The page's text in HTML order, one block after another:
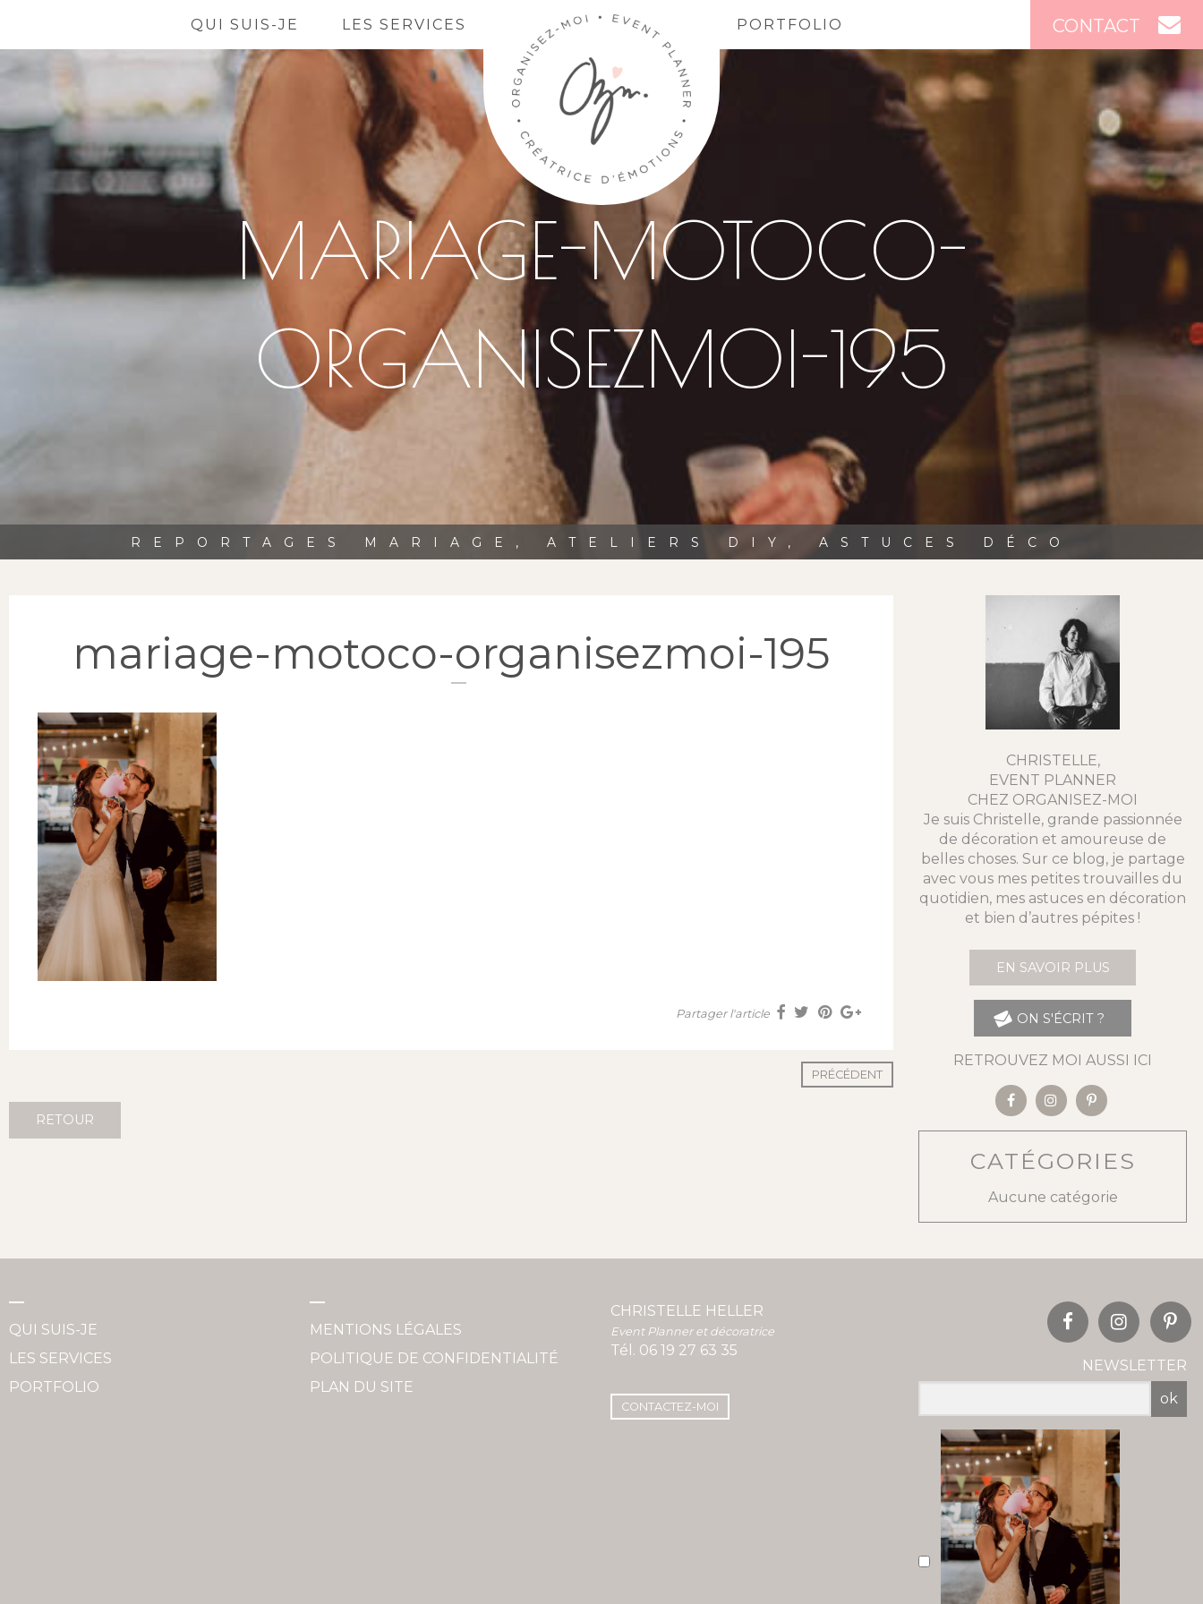
CONTACT
QUI SUIS-JE LES SERVICES PORTFOLIO
MARIAGE-MOTOCO-
ORGANISEZMOI-195
REPORTAGES MARIAGE, ATELIERS DIY, ASTUCES DÉCO
mariage-motoco-organisezmoi-195
Partager l'article
PRÉCÉDENT
RETOUR
CHRISTELLE,
EVENT PLANNER
CHEZ ORGANISEZ-MOI
Je suis Christelle, grande passionnée
de décoration et amoureuse de
belles choses. Sur ce blog, je partage
avec vous mes petites trouvailles du
quotidien, mes astuces en décoration
et bien d’autres pépites !
EN SAVOIR PLUS
ON S'ÉCRIT ?
RETROUVEZ MOI AUSSI ICI
CATÉGORIES
Aucune catégorie
QUI SUIS-JE
LES SERVICES
PORTFOLIO
MENTIONS LÉGALES
POLITIQUE DE CONFIDENTIALITÉ
PLAN DU SITE
CHRISTELLE HELLER
Event Planner et décoratrice
Tél. 06 19 27 63 35
CONTACTEZ-MOI
NEWSLETTER
ok